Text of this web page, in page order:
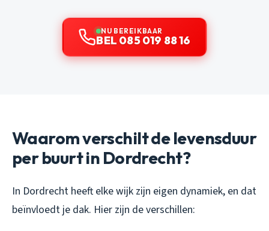
NU BEREIKBAAR
BEL 085 019 88 16
Waarom verschilt de levensduur
per buurt in Dordrecht?
In Dordrecht heeft elke wijk zijn eigen dynamiek, en dat
beïnvloedt je dak. Hier zijn de verschillen: